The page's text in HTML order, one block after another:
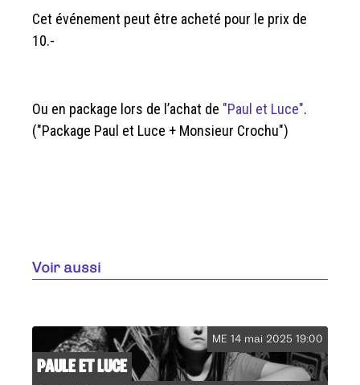
Cet événement peut être acheté pour le prix de
10.-
Ou en package lors de l’achat de "Paul et Luce".
("Package Paul et Luce + Monsieur Crochu")
Voir aussi
ME 14 mai 2025 19:00
PAULE ET LUCE